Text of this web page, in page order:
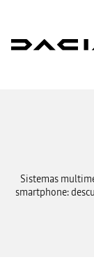
Sistemas
smartphone: